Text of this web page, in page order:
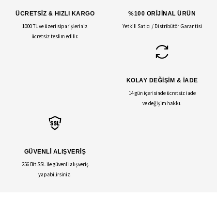
ÜCRETSİZ & HIZLI KARGO
1000 TL ve üzeri siparişleriniz
ücretsiz teslim edilir.
%100 ORİJİNAL ÜRÜN
Yetkili Satıcı / Distribütör Garantisi
KOLAY DEĞİŞİM & İADE
14 gün içerisinde ücretsiz iade
ve değişim hakkı.
GÜVENLİ ALIŞVERİŞ
256 Bit SSL ile güvenli alışveriş
yapabilirsiniz.